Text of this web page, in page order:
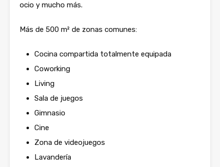
ocio y mucho más.
Más de 500 m² de zonas comunes:
Cocina compartida totalmente equipada
Coworking
Living
Sala de juegos
Gimnasio
Cine
Zona de videojuegos
Lavandería